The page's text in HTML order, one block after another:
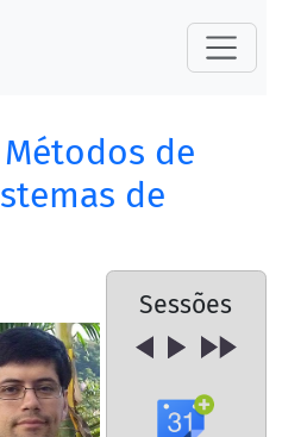
de
de
Sessões